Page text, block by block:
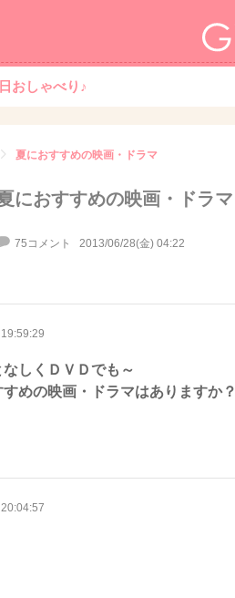
おしゃべり♪
夏におすすめの映画・ドラマ
におすすめの映画・ドラマ
75コメント 2013/06/28(金) 04:22
しくＤＶＤでも～
めの映画・ドラマはありますか？